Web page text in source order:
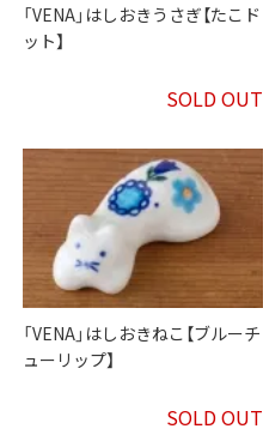
「VENA」はしおきうさぎ【たこド
ット】
SOLD OUT
「VENA」はしおきねこ【ブルーチ
ューリップ】
SOLD OUT